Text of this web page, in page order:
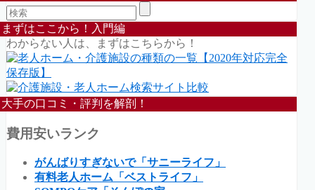
まずはここから！入門編
わからない人は、まずはこちらから！
大手の口コミ・評判を解剖！
費用安いランク
がんばりすぎないで「サニーライフ」
有料老人ホーム「ベストライフ」